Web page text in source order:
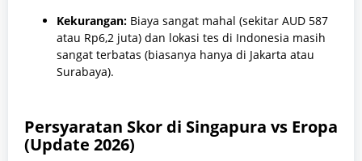
Kekurangan: Biaya sangat mahal (sekitar AUD 587
atau Rp6,2 juta) dan lokasi tes di Indonesia masih
sangat terbatas (biasanya hanya di Jakarta atau
Surabaya).
Persyaratan Skor di Singapura vs Eropa
(Update 2026)